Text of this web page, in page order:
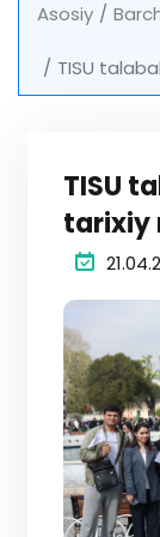
Asosiy
TISU
TISU
tarixiy